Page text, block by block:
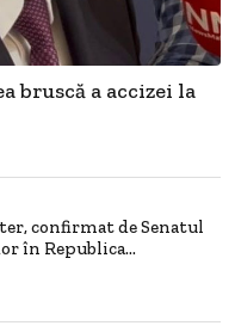
bruscă a accizei la
confirmat de Senatul
în Republica...